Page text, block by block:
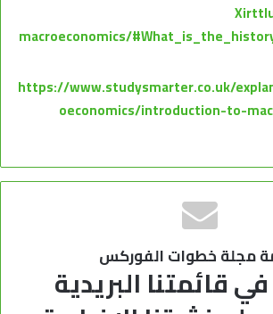
macroeconomics/
https://www.studysmarter.co.uk/
oeconomics/introduction-to-
مجلة خطوات الفوركس
قائمتنا البريدية